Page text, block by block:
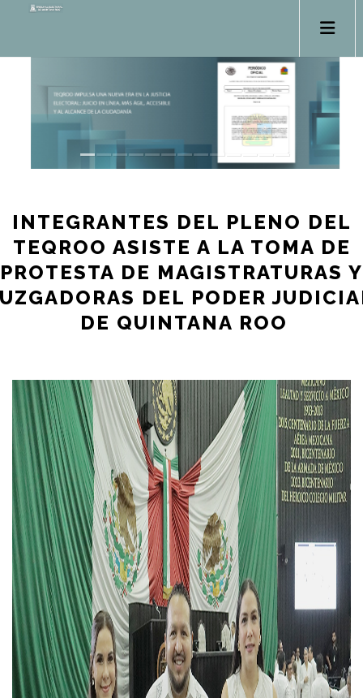
INTEGRANTES DEL PLENO DEL
TEQROO ASISTE A LA TOMA DE
PROTESTA DE MAGISTRATURAS Y
DEL PODER
DE QUINTANA ROO